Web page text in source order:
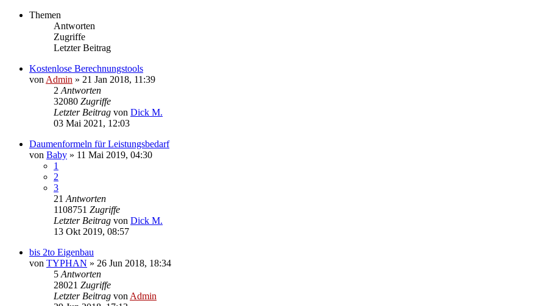
Themen
Antworten
Zugriffe
Letzter Beitrag
Kostenlose Berechnungstools
von Admin » 21 Jan 2018, 11:39
2 Antworten
32080 Zugriffe
Letzter Beitrag von Dick M.
03 Mai 2021, 12:03
Daumenformeln für Leistungsbedarf
von Baby » 11 Mai 2019, 04:30
1
2
3
21 Antworten
1108751 Zugriffe
Letzter Beitrag von Dick M.
13 Okt 2019, 08:57
bis 2to Eigenbau
von TYPHAN » 26 Jun 2018, 18:34
5 Antworten
28021 Zugriffe
Letzter Beitrag von Admin